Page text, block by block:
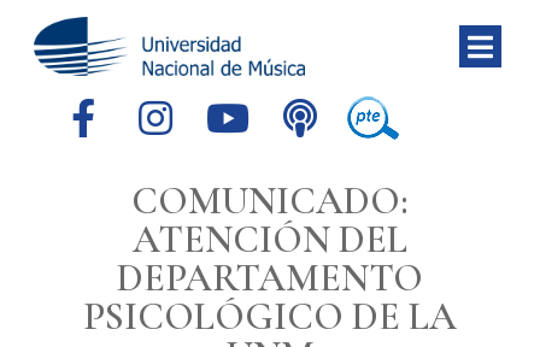
COMUNICADO:
ATENCIÓN DEL
DEPARTAMENTO
PSICOLÓGICO DE LA